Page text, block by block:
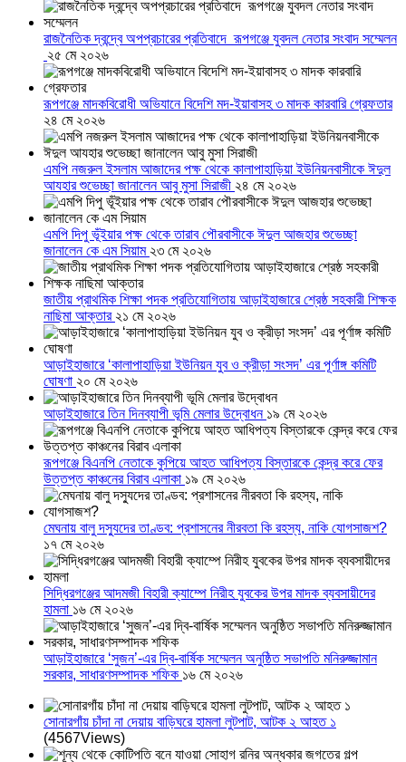
রাজনৈতিক দ্বন্দ্বে অপপ্রচারের প্রতিবাদে ‎রূপগঞ্জে যুবদল নেতার সংবাদ সম্মেলন
২৫ মে ২০২৬
রূপগঞ্জে মাদকবিরোধী অভিযানে বিদেশি মদ-ইয়াবাসহ ৩ মাদক কারবারি গ্রেফতার
২৪ মে ২০২৬
এমপি নজরুল ইসলাম আজাদের পক্ষ থেকে কালাপাহাড়িয়া ইউনিয়নবাসীকে ঈদুল
আযহার শুভেচ্ছা জানালেন আবু মুসা সিরাজী ২৪ মে ২০২৬
এমপি দিপু ভূঁইয়ার পক্ষ থেকে তারাব পৌরবাসীকে ঈদুল আজহার শুভেচ্ছা
জানালেন কে এম সিয়াম ২৩ মে ২০২৬
জাতীয় প্রাথমিক শিক্ষা পদক প্রতিযোগিতায় আড়াইহাজারে শ্রেষ্ঠ সহকারী শিক্ষক
নাছিমা আক্তার ২১ মে ২০২৬
আড়াইহাজারে ‘কালাপাহাড়িয়া ইউনিয়ন যুব ও ক্রীড়া সংসদ’ এর পূর্ণাঙ্গ কমিটি
ঘোষণা ২০ মে ২০২৬
আড়াইহাজারে তিন দিনব্যাপী ভূমি মেলার উদ্বোধন ১৯ মে ২০২৬
রূপগঞ্জে বিএনপি নেতাকে কুপিয়ে আহত আধিপত্য বিস্তারকে কেন্দ্র করে ফের
উত্তপ্ত কাঞ্চনের বিরাব এলাকা ১৯ মে ২০২৬
মেঘনায় বালু দস্যুদের তাণ্ডব: প্রশাসনের নীরবতা কি রহস্য, নাকি যোগসাজশ?
১৭ মে ২০২৬
সিদ্ধিরগঞ্জের আদমজী বিহারী ক্যাম্পে নিরীহ যুবকের উপর মাদক ব্যবসায়ীদের
হামলা ১৬ মে ২০২৬
আড়াইহাজারে ‘সুজন’-এর দ্বি-বার্ষিক সম্মেলন অনুষ্ঠিত সভাপতি মনিরুজ্জামান
সরকার, সাধারণসম্পাদক শফিক ১৬ মে ২০২৬
সোনারগাঁয় চাঁদা না দেয়ায় বাড়িঘরে হামলা লুটপাট, আটক ২ আহত ১
(4567Views)